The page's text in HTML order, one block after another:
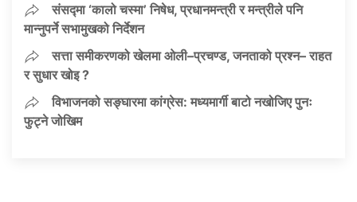
संसद्मा ‘कालो चस्मा’ निषेध, प्रधानमन्त्री र मन्त्रीले पनि
मान्नुपर्ने सभामुखको निर्देशन
सत्ता समीकरणको खेलमा ओली–प्रचण्ड, जनताको प्रश्न– राहत
र सुधार खोइ ?
विभाजनको सङ्घारमा कांग्रेस: मध्यमार्गी बाटो नखोजिए पुनः
फुट्ने जोखिम